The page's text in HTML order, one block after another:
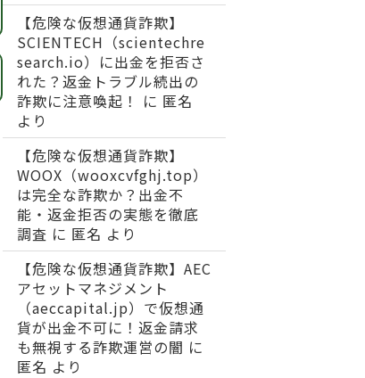
【危険な仮想通貨詐欺】
SCIENTECH（scientechre
search.io）に出金を拒否さ
れた？返金トラブル続出の
詐欺に注意喚起！
に 匿名
より
【危険な仮想通貨詐欺】
WOOX（wooxcvfghj.top）
は完全な詐欺か？出金不
能・返金拒否の実態を徹底
調査 に 匿名 より
【危険な仮想通貨詐欺】AEC
アセットマネジメント
（aeccapital.jp）で仮想通
貨が出金不可に！返金請求
も無視する詐欺運営の闇 に
匿名 より